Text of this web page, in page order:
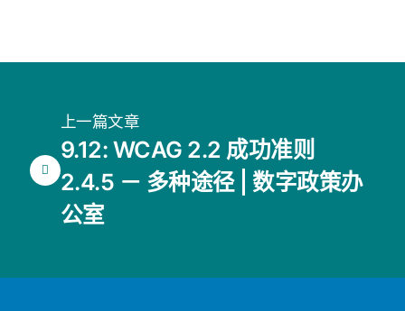
上一篇文章
9.12: WCAG 2.2 成功准则
2.4.5 － 多种途径 | 数字政策办
公室